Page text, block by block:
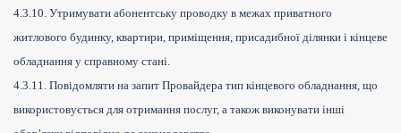
4.3.10. Утримувати абонентську проводку в межах приватного
житлового будинку, квартири, приміщення, присадибної ділянки і кінцеве
обладнання у справному стані.
4.3.11. Повідомляти на запит Провайдера тип кінцевого обладнання, що
використовується для отримання послуг, а також виконувати інші